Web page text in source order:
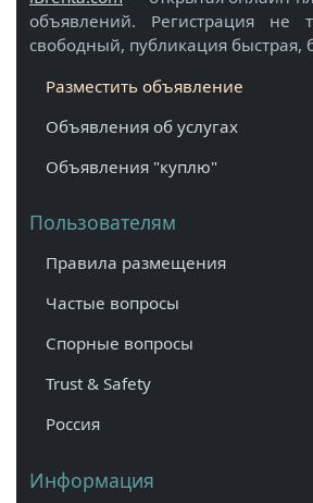
объявлений. Регистрация не
свободный, публикация быстрая,
Разместить объявление
Объявления об услугах
Объявления "куплю"
Пользователям
Правила размещения
Частые вопросы
Спорные вопросы
Trust & Safety
Россия
Информация